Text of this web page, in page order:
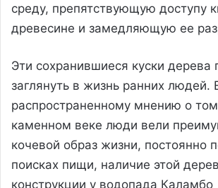
среду, препятствующую доступу
древесине и замедляющую ее
Эти сохранившиеся куски дерева
заглянуть в жизнь ранних людей.
распространенному мнению о
каменном веке люди вели
кочевой образ жизни, постоянно
поисках пищи, наличие этой
конструкции у водопада Каламбо